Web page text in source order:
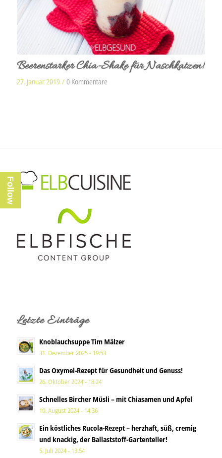
Beerenstarker Chia-Shake für Naschkatzen!
27. Januar 2019 / 0 Kommentare
Letzte Einträge
Knoblauchsuppe Tim Mälzer
31. Dezember 2025 - 19:53
Das Oxymel-Rezept für Gesundheit und Genuss!
26. Oktober 2024 - 18:24
Schnelles Bircher Müsli – mit Chiasamen und Apfel
10. August 2024 - 14:36
Ein köstliches Rucola-Rezept – herzhaft, süß, cremig
und knackig, der Ballaststoff-Gartenteller!
5. Juli 2024 - 13:54
Follow